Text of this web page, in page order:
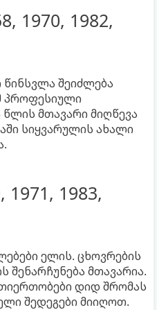
1970, 1982,
შეიძლება
პროფესიული
მთავარი მიღწევა
სიყვარულის ახალი
1983,
ელის. ცხოვრების
შენარჩუნება მთავარია.
დიდ შრომას
შედეგები მიიღოთ.